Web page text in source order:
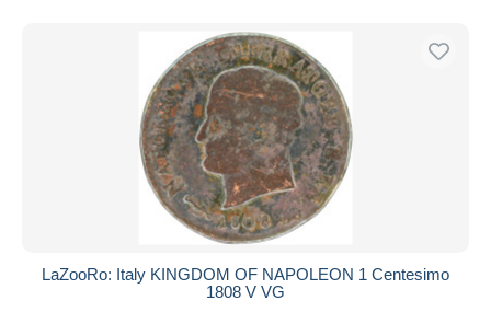
LaZooRo: Italy KINGDOM OF NAPOLEON 1 Centesimo
1808 V VG